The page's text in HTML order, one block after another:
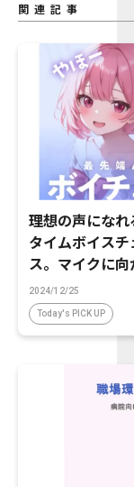
関連記事
理想の声にな
タイムボイス
ス。マイクに向
ケボ風に音声変
2024/12/25
Today's PICK UP